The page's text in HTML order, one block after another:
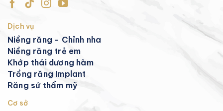
Dịch vụ
Niềng răng - Chỉnh nha
Niềng răng trẻ em
Khớp thái dương hàm
Trồng răng Implant
Răng sứ thẩm mỹ
Cơ sở